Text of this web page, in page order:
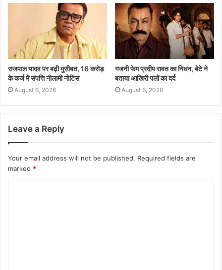
राजपाल यादव पर बढ़ी मुसीबत, 16 करोड़
के कर्ज में संपत्ति नीलामी नोटिस
August 6, 2026
गजनी फेम प्रदीप रावत का निधन, बेटे ने
बताया आखिरी पलों का दर्द
August 6, 2026
Leave a Reply
Your email address will not be published. Required fields are
marked *